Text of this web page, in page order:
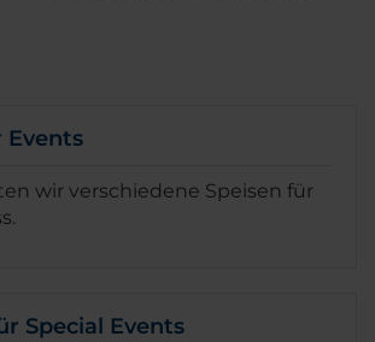
Events
wir verschiedene Speisen für
Special Events